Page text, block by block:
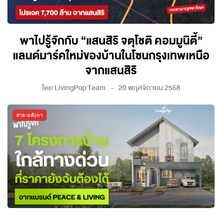
พาไปรู้จักกับ “แสนสิริ จตุโชติ คอมมูนิตี้”
แลนด์มาร์คใหม่ของบ้านในโซนกรุงเทพเหนือ
จากแสนสิริ
โดย LivingPop Team 20 พฤศจิกายน 2568
สาระอสังหา